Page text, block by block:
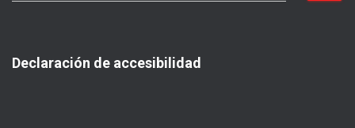
r
Declaración de accesibilidad